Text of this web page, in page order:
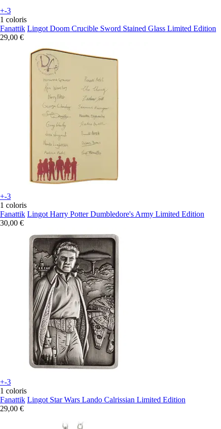
+-3
1 coloris
Fanattik Lingot Doom Crucible Sword Stained Glass Limited Edition
29,00 €
+-3
1 coloris
Fanattik Lingot Harry Potter Dumbledore's Army Limited Edition
30,00 €
+-3
1 coloris
Fanattik Lingot Star Wars Lando Calrissian Limited Edition
29,00 €